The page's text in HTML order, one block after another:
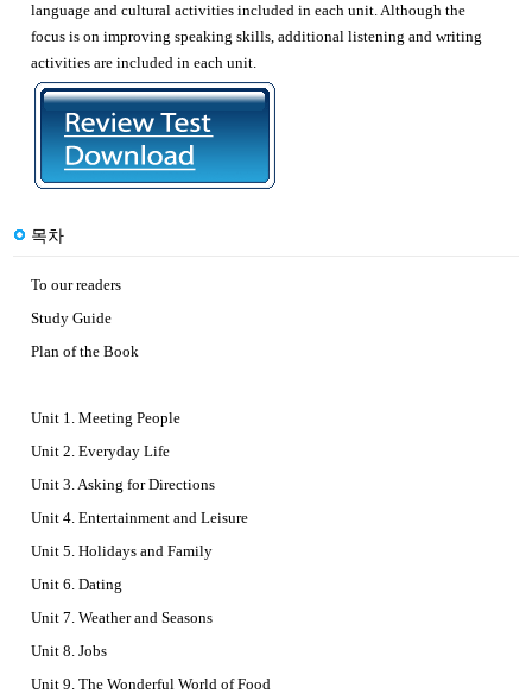
language and cultural activities included in each unit. Although the
focus is on improving speaking skills, additional listening and writing
activities are included in each unit.
목차
To our readers
Study Guide
Plan of the Book
Unit 1. Meeting People
Unit 2. Everyday Life
Unit 3. Asking for Directions
Unit 4. Entertainment and Leisure
Unit 5. Holidays and Family
Unit 6. Dating
Unit 7. Weather and Seasons
Unit 8. Jobs
Unit 9. The Wonderful World of Food